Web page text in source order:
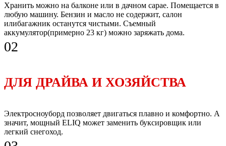
Хранить можно на балконе или в дачном сарае. Помещается в
любую машину. Бензин и масло не содержит, салон
илибагажник останутся чистыми. Съемный
аккумулятор(примерно 23 кг) можно заряжать дома.
02
ДЛЯ ДРАЙВА И ХОЗЯЙСТВА
Электросноуборд позволяет двигаться плавно и комфортно. А
значит, мощный ELIQ может заменить буксировщик или
легкий снегоход.